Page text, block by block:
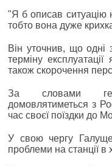
"Я б описав ситуацію
тобто вона дуже
Він уточнив, що одні
терміну
також скорочення
За словами
домовлятиметься з
час своєї поїздки до
У свою чергу
проблеми на станції в